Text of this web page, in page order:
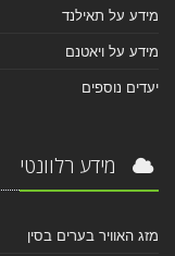
מידע על תאילנד
מידע על ויאטנם
יעדים נוספים
מידע רלוונטי
מזג האוויר בערים בסין